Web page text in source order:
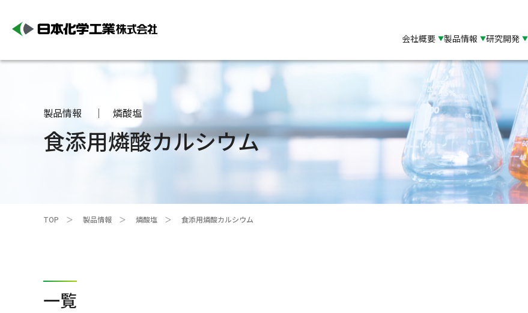
会社概要 製品情報 研究開発
製品情報 燐酸塩
食添用燐酸カルシウム
TOP 製品情報 燐酸塩 食添用燐酸カルシウム
一覧